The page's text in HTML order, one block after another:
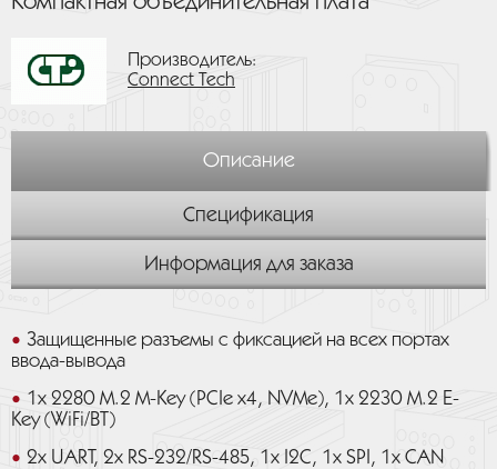
Производитель:
Connect Tech
Описание
Спецификация
Информация для заказа
Защищенные разъемы с фиксацией на всех портах
ввода-вывода
1x 2280 M.2 M-Key (PCIe x4, NVMe), 1x 2230 M.2 E-
Key (WiFi/BT)
2x UART, 2x RS-232/RS-485, 1x I2C, 1x SPI, 1x CAN